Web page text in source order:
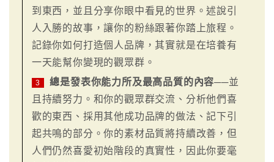
到東西，並且分享你眼中看見的世界。述說引
人入勝的故事，讓你的粉絲跟著你踏上旅程。
記錄你如何打造個人品牌，其實就是在培養有
一天能幫你變現的觀眾群。
3 總是發表你能力所及最高品質的內容──並
且持續努力。和你的觀眾群交流、分析他們喜
歡的東西、採用其他成功品牌的做法、記下引
起共鳴的部分。你的素材品質將持續改善，但
人們仍然喜愛初始階段的真實性，因此你要毫